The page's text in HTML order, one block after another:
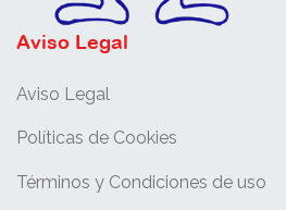
Aviso Legal
Aviso Legal
Políticas de Cookies
Términos y Condiciones de uso